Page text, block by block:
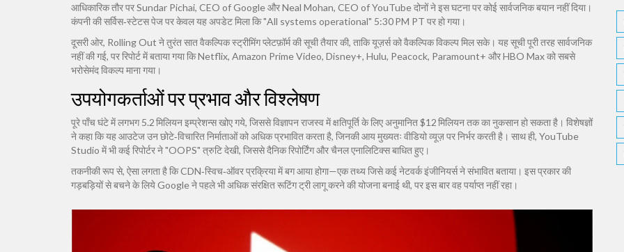
आधिकारिक तौर परSundar Pichai, CEO ofGoogleऔरNeal Mohan, CEO ofYouTubeदोनों ने इस घटना पर कोई सार्वजनिक बयान नहीं दिया।
कंपनी की सर्विस‑स्टेटस पेज पर केवल यह अपडेट मिला कि "All systems operational" 5:30 PM PT पर हो गया।
दूसरी ओर, Rolling Out ने तुरंत सात वैकल्पिक स्ट्रीमिंग प्लेटफ़ॉर्म की सूची तैयार की, ताकि यूज़र्स को वैकल्पिक विकल्प मिल सके। यह सूची पूरी तरह सार्वजनिक
नहीं की गई, पर रिपोर्ट में बताया गया कि Netflix, Amazon Prime Video, Disney+, Hulu, Peacock, Paramount+ और HBO Max को सबसे
भरोसेमंद विकल्प माना गया।
उपयोगकर्ताओं पर प्रभाव और विश्लेषण
पूरे पाँच घंटे में लगभग 5.2 मिलियन इम्प्रेशन्स खोए गये, जिससे विज्ञापन राजस्व में क्षतिपूर्ति के लिए अनुमानित $12 मिलियन तक का नुकसान हो सकता है। विशेषज्ञों
ने कहा कि यह आउटेज उन छोटे‑विचारित निर्माताओं को अधिक प्रभावित करता है, जिनकी आय मुख्यतः वीडियो व्यूज़ पर निर्भर करती है। साथ ही, YouTube
Studio में भी कई रिपोर्टर ने "OOPS" त्रुटि देखी, जिससे दैनिक रिपोर्टिंग और चैनल एनालिटिक्स बाधित हुए।
तकनीकी रूप से, ऐसा लगता है कि CDN‑स्विच‑ऑवर प्रक्रिया में बग आया होगा—एक तथ्य जिसे कई नेटवर्क इंजीनियर्स ने संभावित बताया। इस प्रकार की
गड़बड़ियों से बचने के लिये Google ने पहले भी अधिक संरक्षित रूटिंग ट्री लागू करने की योजना बनाई थी, पर इस बार वह पर्याप्त नहीं रहा।